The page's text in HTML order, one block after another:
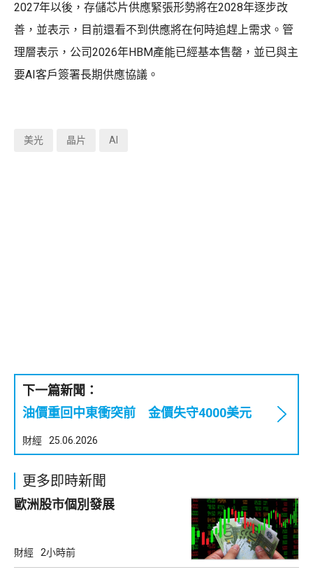
2027年以後，存儲芯片供應緊張形勢將在2028年逐步改
善，並表示，目前還看不到供應將在何時追趕上需求。管
理層表示，公司2026年HBM產能已經基本售罄，並已與主
要AI客戶簽署長期供應協議。
美光 晶片 AI
下一篇新聞：
油價重回中東衝突前 金價失守4000美元
財經 25.06.2026
更多即時新聞
歐洲股市個別發展
財經 2小時前